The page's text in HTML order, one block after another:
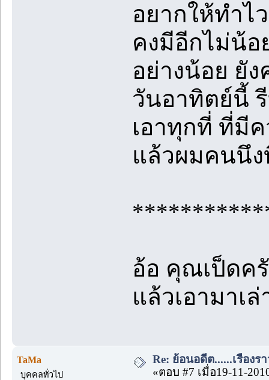
อยากให้ทำไ
คงมีอีกไม่น้อ
อย่างน้อย ยั
วันอาทิตย์นี้
เอาทุกที่ ที่มี
แล้วผมคนนึง
อ้อ คุณเป็ดค
แล้วเอามาเ
TaMa
บุคคลทั่วไป
Re: ย้อนอดีต......เรื่องร
«ตอบ #7 เมื่อ19-11-